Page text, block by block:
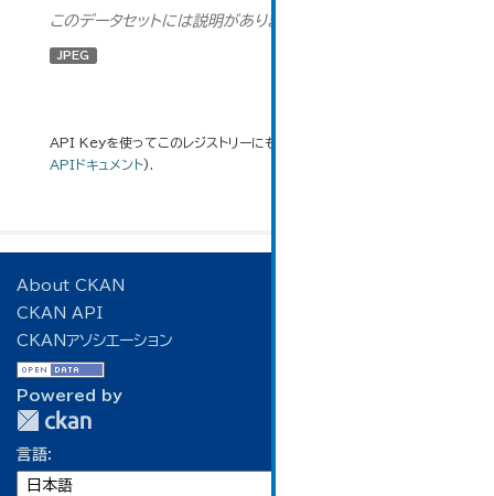
このデータセットには説明がありません
JPEG
API Keyを使ってこのレジストリーにもアクセス可能です
APIドキュメント).
About CKAN
CKAN API
CKANアソシエーション
Powered by
言語